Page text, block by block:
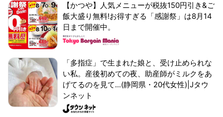
【かつや】人気メニューが税抜150円引き&ご
飯大盛り無料!お得すぎる「感謝祭」は8月14
日まで開催中。
「多指症」で生まれた娘と、受け止められな
い私。産後初めての夜、助産師がミルクをあ
げてるのを見て...(静岡県・20代女性)|Jタウ
ンネット